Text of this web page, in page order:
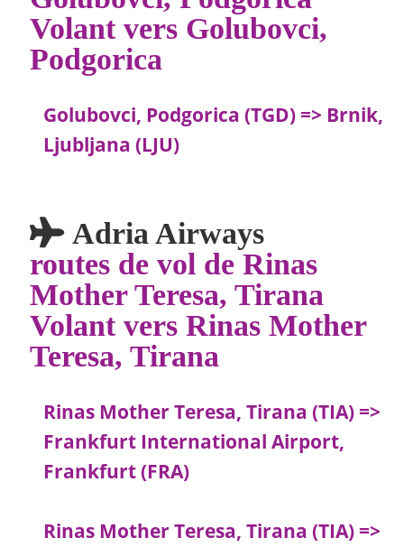
Volant vers Golubovci,
Podgorica
Golubovci, Podgorica (TGD) => Brnik,
Ljubljana (LJU)
Adria Airways
routes de vol de Rinas
Mother Teresa, Tirana
Volant vers Rinas Mother
Teresa, Tirana
Rinas Mother Teresa, Tirana (TIA) =>
Frankfurt International Airport,
Frankfurt (FRA)
Rinas Mother Teresa, Tirana (TIA) =>